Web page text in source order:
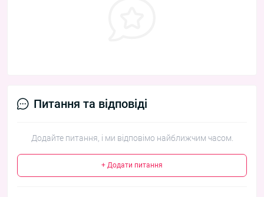
Питання та відповіді
Додайте питання, і ми відповімо найближчим часом.
+ Додати питання